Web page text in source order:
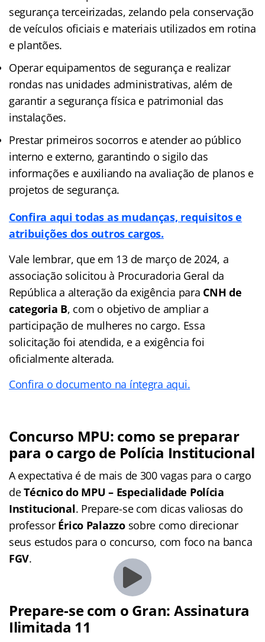
segurança terceirizadas, zelando pela conservação
de veículos oficiais e materiais utilizados em rotina
e plantões.
Operar equipamentos de segurança e realizar
rondas nas unidades administrativas, além de
garantir a segurança física e patrimonial das
instalações.
Prestar primeiros socorros e atender ao público
interno e externo, garantindo o sigilo das
informações e auxiliando na avaliação de planos e
projetos de segurança.
Confira aqui todas as mudanças, requisitos e
atribuições dos outros cargos.
Vale lembrar, que em 13 de março de 2024, a
associação solicitou à Procuradoria Geral da
República a alteração da exigência para CNH de
categoria B, com o objetivo de ampliar a
participação de mulheres no cargo. Essa
solicitação foi atendida, e a exigência foi
oficialmente alterada.
Confira o documento na íntegra aqui.
Concurso MPU: como se preparar
para o cargo de Polícia Institucional
A expectativa é de mais de 300 vagas para o cargo
deTécnico do MPU – Especialidade Polícia
Institucional. Prepare-se com dicas valiosas do
professor Érico Palazzosobre como direcionar
seus estudos para o concurso, com foco na banca
FGV.
Prepare-se com o Gran: Assinatura
Ilimitada 11